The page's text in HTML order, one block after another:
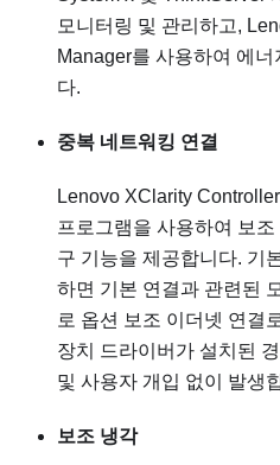
모니터링 및 관리하고,
Manager를 사용하여 에
다.
중복 네트워킹 연결
Lenovo XClarity Controller
프로그램을 사용하여 보
구 기능을 제공합니다. 기
하면 기본 연결과 관련된
로 옵션 보조 이더넷 연결
장치 드라이버가 설치된
및 사용자 개입 없이 발생
보조 냉각